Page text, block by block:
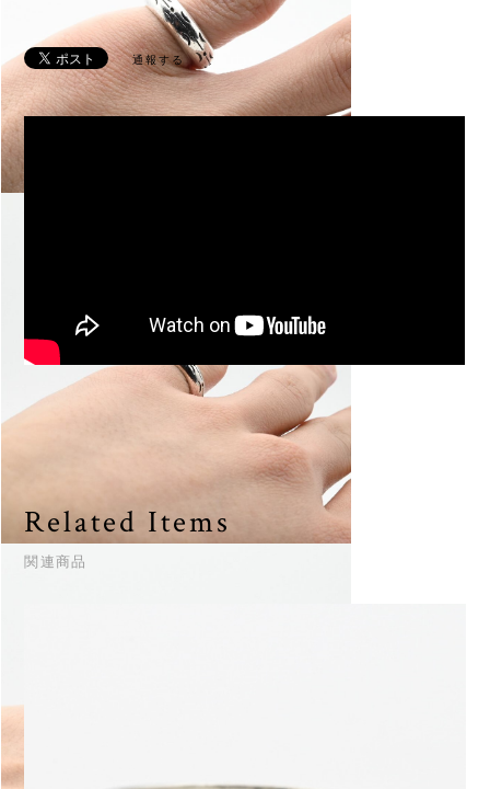
通報する
Related Items
関連商品